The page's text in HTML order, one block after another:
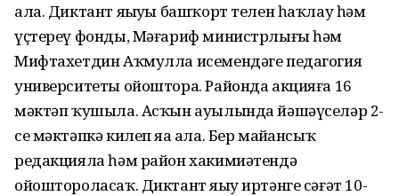
ала. Диктант яҙыуҙы башҡорт телен һаҡлау һәм
үҫтереү фонды, Мәғариф министрлығы һәм
Мифтахетдин Аҡмулла исемендәге педагогия
университеты ойоштора. Районда акцияға 16
мәктәп ҡушыла. Асҡын ауылында йәшәүселәр 2-
се мәктәпкә килеп яҙа ала. Бер майҙансыҡ
редакцияла һәм район хакимиәтендә
ойоштороласаҡ. Диктант яҙыу иртәнге сәғәт 10-